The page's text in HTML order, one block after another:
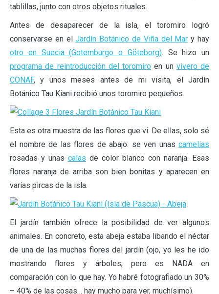
tablillas, junto con otros objetos rituales.
Antes de desaparecer de la isla, el toromiro logró
conservarse en elJardín Botánico de Viña del Mar y hay
otro en Suecia (Gotemburgo o Göteborg). Se hizo un
programa de reintroducción del toromiro en un vivero de
CONAF, y unos meses antes de mi visita, el Jardín
Botánico Tau Kiani recibió unos toromiro pequeños.
Esta es otra muestra de las flores que vi. De ellas, solo sé
el nombre de las flores de abajo: se ven unas camelias
rosadas y unas calas de color blanco con naranja. Esas
flores naranja de arriba son bien bonitas y aparecen en
varias pircas de la isla.
El jardín también ofrece la posibilidad de ver algunos
animales. En concreto, esta abeja estaba libando el néctar
de una de las muchas flores del jardín (ojo, yo les he ido
mostrando flores y árboles, pero es NADA en
comparación con lo que hay. Yo habré fotografiado un 30%
– 40% de las cosas… hay mucho para ver, muchísimo).